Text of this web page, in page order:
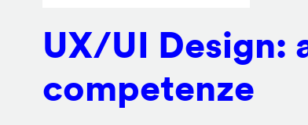
UX/UI Design:
competenze